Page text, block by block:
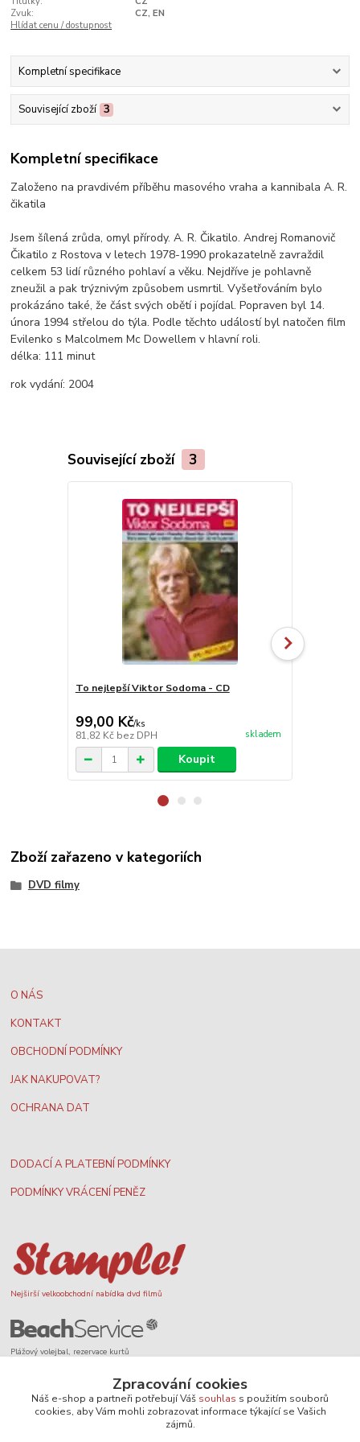
Zvuk:
CZ, EN
Hlídat cenu / dostupnost
Kompletní specifikace
Související zboží 3
Kompletní specifikace
Založeno na pravdivém příběhu masového vraha a kannibala A. R.
čikatila
Jsem šílená zrůda, omyl přírody. A. R. Čikatilo. Andrej Romanovič
Čikatilo z Rostova v letech 1978-1990 prokazatelně zavraždil
celkem 53 lidí různého pohlaví a věku. Nejdříve je pohlavně
zneužil a pak trýznivým způsobem usmrtil. Vyšetřováním bylo
prokázáno také, že část svých obětí i pojídal. Popraven byl 14.
února 1994 střelou do týla. Podle těchto událostí byl natočen film
Evilenko s Malcolmem Mc Dowellem v hlavní roli.
délka: 111 minut
rok vydání: 2004
Související zboží 3
To nejlepší Viktor Sodoma - CD
99,00 Kč/ks
81,82 Kč bez DPH skladem
Koupit
Zboží zařazeno v kategoriích
DVD filmy
O NÁS
KONTAKT
OBCHODNÍ PODMÍNKY
JAK NAKUPOVAT?
OCHRANA DAT
DODACÍ A PLATEBNÍ PODMÍNKY
PODMÍNKY VRÁCENÍ PENĚZ
Nejširší velkoobchodní nabídka dvd filmů
Plážový volejbal, rezervace kurtů
Zpracování cookies
Náš e-shop a partneři potřebují Váš souhlas s použitím souborů
cookies, aby Vám mohli zobrazovat informace týkající se Vašich
zájmů.